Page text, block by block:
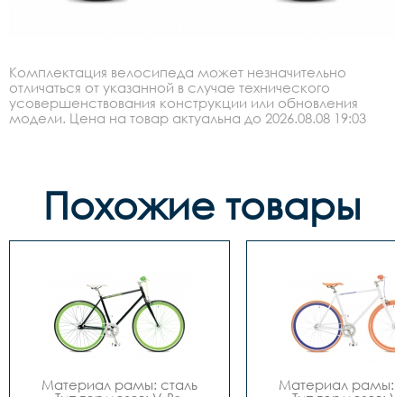
Комплектация велосипеда может незначительно
отличаться от указанной в случае технического
усовершенствования конструкции или обновления
модели. Цена на товар актуальна до 2026.08.08 19:03
Похожие товары
Материал рамы: сталь
Материал рамы: